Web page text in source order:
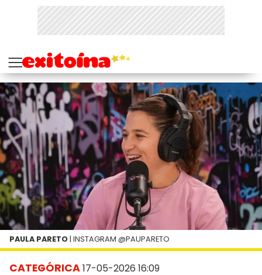
CATEGÓRICA17-05-2026 16:09
PAULA PARETO | INSTAGRAM @PAUPARETO